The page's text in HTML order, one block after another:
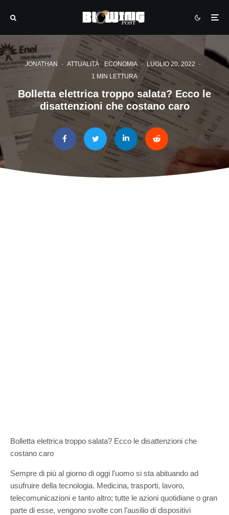
JONATHAN · ATTUALITÀ ECONOMIA · LUGLIO 20, 2022
·
1 MIN LETTURA
Bolletta elettrica troppo salata? Ecco le
disattenzioni che costano caro
Bolletta elettrica troppo salata? Ecco le disattenzioni che
costano caro
Sempre di più al giorno di oggi l’uomo si sta abituando ad
usufruire della tecnologia. Medicina, trasporti, lavoro,
telecomunicazioni e tanto altro; tutte le azioni quotidiane o gran
parte di esse, vengono svolte con l’ausilio di dispositivi